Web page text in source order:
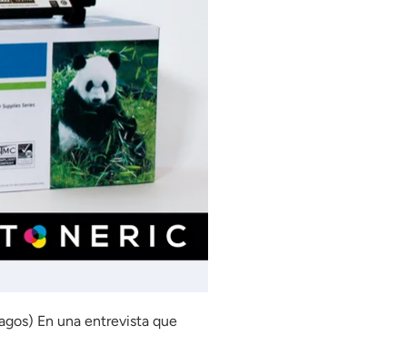
En una entrevista que